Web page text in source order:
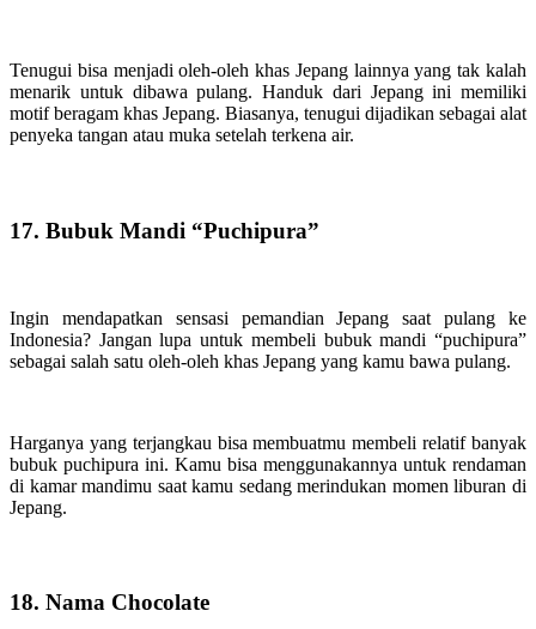
Tenugui bisa menjadi oleh-oleh khas Jepang lainnya yang tak kalah
menarik untuk dibawa pulang. Handuk dari Jepang ini memiliki
motif beragam khas Jepang. Biasanya, tenugui dijadikan sebagai alat
penyeka tangan atau muka setelah terkena air.
17. Bubuk Mandi “Puchipura”
Ingin mendapatkan sensasi pemandian Jepang saat pulang ke
Indonesia? Jangan lupa untuk membeli bubuk mandi “puchipura”
sebagai salah satu oleh-oleh khas Jepang yang kamu bawa pulang.
Harganya yang terjangkau bisa membuatmu membeli relatif banyak
bubuk puchipura ini. Kamu bisa menggunakannya untuk rendaman
di kamar mandimu saat kamu sedang merindukan momen liburan di
Jepang.
18. Nama Chocolate